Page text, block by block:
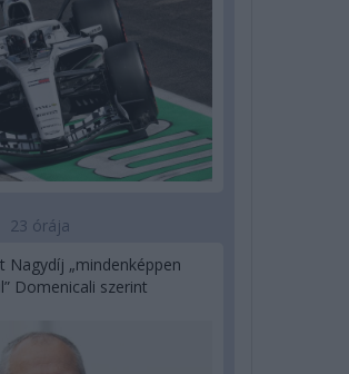
23 órája
Nagydíj „mindenképpen
Domenicali szerint